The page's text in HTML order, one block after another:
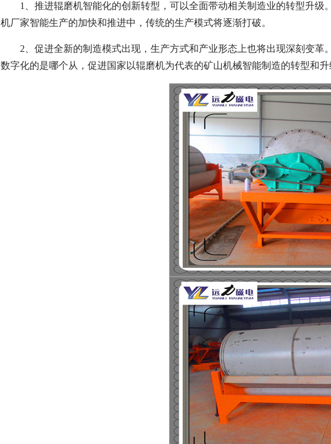
稀土永磁辊式强磁选机
1、推进辊磨机智能化的创新转型，可以全面带动相关制造业的转型升
机厂家智能生产的加快和推进中，传统的生产模式将逐渐打破。
2、促进全新的制造模式出现，生产方式和产业形态上也将出现深刻变
数字化的是哪个从，促进国家以辊磨机为代表的矿山机械智能制造的转型和升